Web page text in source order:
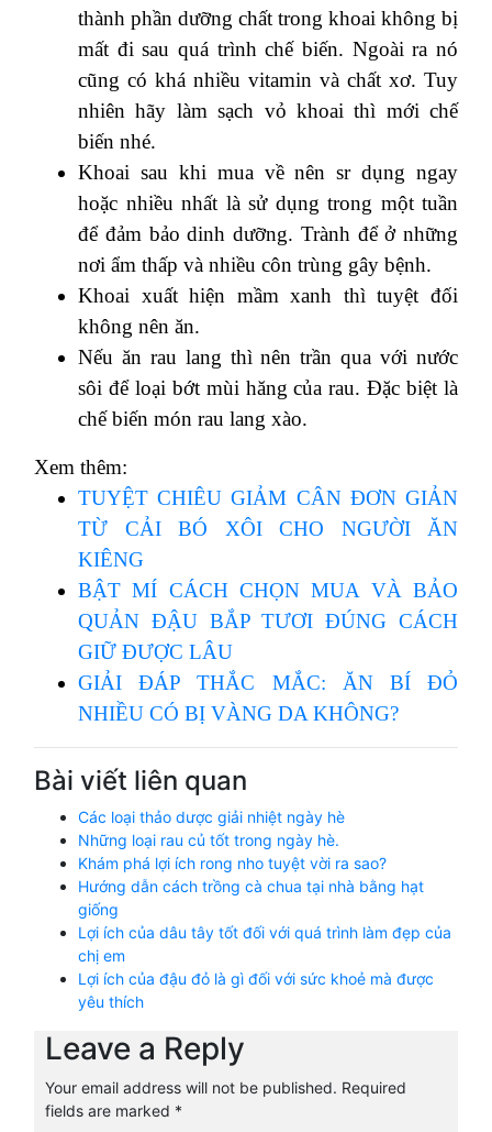
thành phần dưỡng chất trong khoai không bị
mất đi sau quá trình chế biến. Ngoài ra nó
cũng có khá nhiều vitamin và chất xơ. Tuy
nhiên hãy làm sạch vỏ khoai thì mới chế
biến nhé.
Khoai sau khi mua về nên sr dụng ngay
hoặc nhiều nhất là sử dụng trong một tuần
để đảm bảo dinh dưỡng. Trành để ở những
nơi ẩm thấp và nhiều côn trùng gây bệnh.
Khoai xuất hiện mầm xanh thì tuyệt đối
không nên ăn.
Nếu ăn rau lang thì nên trần qua với nước
sôi để loại bớt mùi hăng của rau. Đặc biệt là
chế biến món rau lang xào.
Xem thêm:
TUYỆT CHIÊU GIẢM CÂN ĐƠN GIẢN
TỪ CẢI BÓ XÔI CHO NGƯỜI ĂN
KIÊNG
BẬT MÍ CÁCH CHỌN MUA VÀ BẢO
QUẢN ĐẬU BẮP TƯƠI ĐÚNG CÁCH
GIỮ ĐƯỢC LÂU
GIẢI ĐÁP THẮC MẮC: ĂN BÍ ĐỎ
NHIỀU CÓ BỊ VÀNG DA KHÔNG?
Bài viết liên quan
Các loại thảo dược giải nhiệt ngày hè
Những loại rau củ tốt trong ngày hè.
Khám phá lợi ích rong nho tuyệt vời ra sao?
Hướng dẫn cách trồng cà chua tại nhà bằng hạt
giống
Lợi ích của dâu tây tốt đối với quá trình làm đẹp của
chị em
Lợi ích của đậu đỏ là gì đối với sức khoẻ mà được
yêu thích
Leave a Reply
Your email address will not be published. Required
fields are marked *